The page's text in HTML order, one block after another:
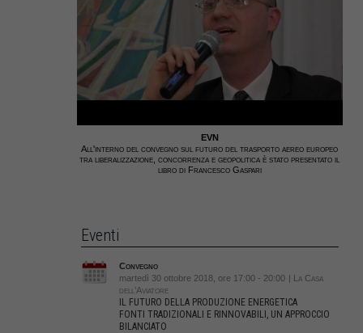
EVN
All'interno del convegno sul futuro del trasporto aereo europeo
tra liberalizzazione, concorrenza e geopolitica è stato presentato il
libro di Francesco Gaspari
Eventi
Convegno
martedì 30 ottobre 2018, ore 17:00 - 20:00 | La Casa
dell’Aviatore
IL FUTURO DELLA PRODUZIONE ENERGETICA
FONTI TRADIZIONALI E RINNOVABILI, UN APPROCCIO
BILANCIATO